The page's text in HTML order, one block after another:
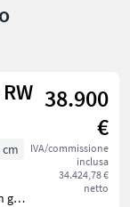
38.900
€
IVA/commissione
inclusa
34.424,78 €
netto
cm
gru